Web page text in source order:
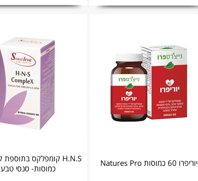
יוריפרו 60 כמוסות Natures Pro
כמוסות- סנסי טבע